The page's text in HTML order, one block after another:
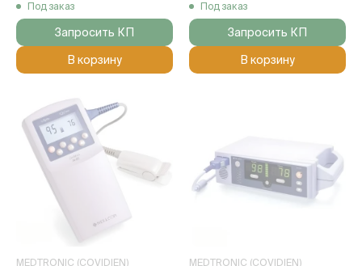
Под заказ
Запросить КП
В корзину
Под заказ
Запросить КП
В корзину
MEDTRONIC (COVIDIEN) MEDTRONIC (COVIDIEN)